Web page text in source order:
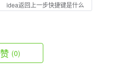
idea返回上一步快捷键是什么
赞 (0)